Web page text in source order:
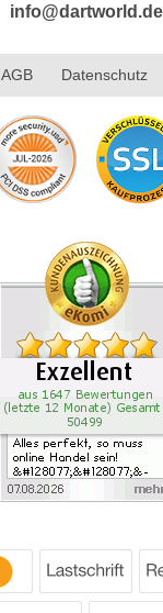
info@dartworld.de
AGB Datenschutz